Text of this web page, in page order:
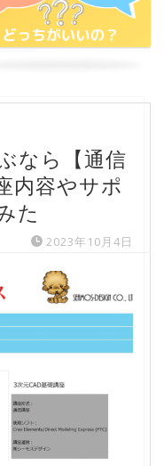
なら【通信
内容やサポ
た
2023年10月4日